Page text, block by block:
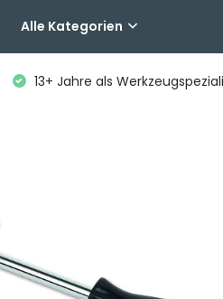
Alle Kategorien
13+ Jahre als